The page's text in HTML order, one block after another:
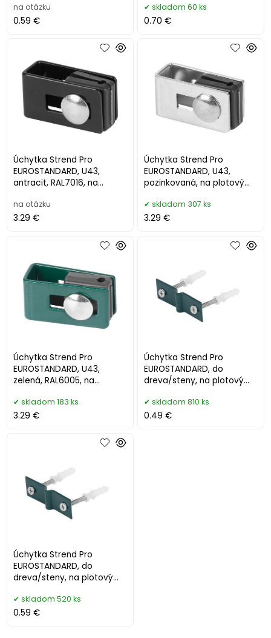
na otázku
0.59 €
M skladom 60 ks
0.70 €
Úchytka Strend Pro
EUROSTANDARD, U43,
antracit, RAL7016, na
na otázku
3.29 €
Úchytka Strend Pro
EUROSTANDARD, U43,
pozinkovaná, na plotový
skladom 307 ks
3.29 €
Úchytka Strend Pro
EUROSTANDARD, U43,
zelená, RAL6005, na
skladom 183 ks
3.29 €
Úchytka Strend Pro
EUROSTANDARD, do
dreva/steny, na plotový
hmoždinky, antr
skladom 810 ks
0.49 €
Úchytka Strend Pro
EUROSTANDARD, do
dreva/steny, na plotový
hmoždinky, zele
skladom 520 ks
0.59 €